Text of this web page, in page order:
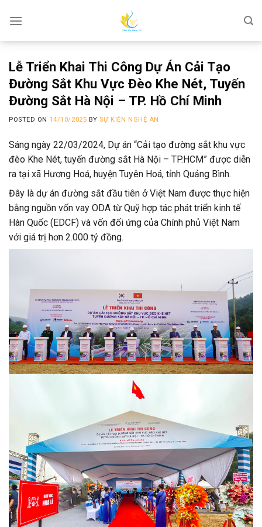
Lễ Triển Khai Thi Công Dự Án Cải Tạo
Đường Sắt Khu Vực Đèo Khe Nét, Tuyến
Đường Sắt Hà Nội – TP. Hồ Chí Minh
POSTED ON 14/10/2025 BY SỰ KIỆN NGHỆ AN
Sáng ngày 22/03/2024, Dự án “Cải tạo đường sắt khu vực
đèo Khe Nét, tuyến đường sắt Hà Nội – TP.HCM” được diễn
ra tại xã Hương Hoá, huyện Tuyên Hoá, tỉnh Quảng Bình.
Đây là dự án đường sắt đầu tiên ở Việt Nam được thực hiện
bằng nguồn vốn vay ODA từ Quỹ hợp tác phát triển kinh tế
Hàn Quốc (EDCF) và vốn đối ứng của Chính phủ Việt Nam
với giá trị hơn 2.000 tỷ đồng.